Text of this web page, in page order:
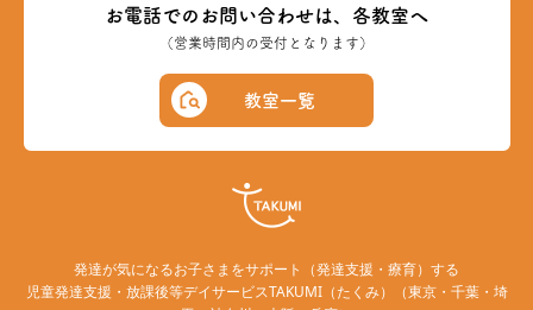
お電話でのお問い合わせは、各教室へ
（営業時間内の受付となります）
教室一覧
発達が気になるお子さまをサポート（発達支援・療育）する
児童発達支援・放課後等デイサービスTAKUMI（たくみ）（東京・千葉・埼